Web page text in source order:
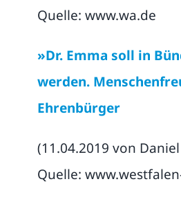
Quelle: www.wa.de
»Dr. Emma soll in
werden.
Ehrenbürger
(11.04.2019 von
Quelle: